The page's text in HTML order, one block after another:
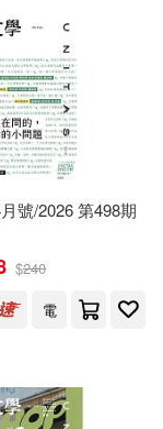
號/2026 第498期
$240
電